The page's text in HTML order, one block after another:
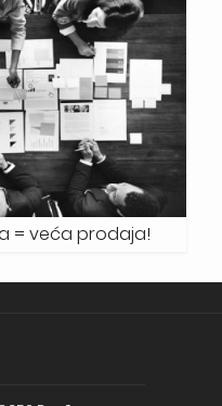
= veća prodaja!